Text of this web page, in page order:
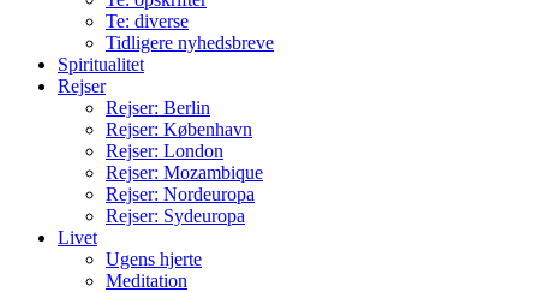
Te: diverse
Tidligere nyhedsbreve
Spiritualitet
Rejser
Rejser: Berlin
Rejser: København
Rejser: London
Rejser: Mozambique
Rejser: Nordeuropa
Rejser: Sydeuropa
Livet
Ugens hjerte
Meditation